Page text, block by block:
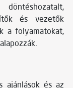
és vezetők
a folyamatokat,
ajánlások és az